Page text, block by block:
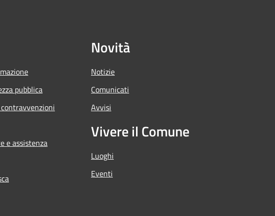
pubblica
e assistenza
Novità
Notizie
Comunicati
Avvisi
Vivere il Comune
Luoghi
Eventi